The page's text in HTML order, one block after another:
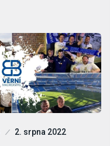
2. srpna 2022